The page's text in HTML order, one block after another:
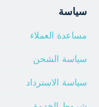
سياسة
مساعدة العملاء
سياسة الشحن
سياسة الاسترداد